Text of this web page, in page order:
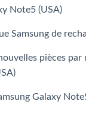
Note5 (USA)
Samsung de
pièces
Galaxy